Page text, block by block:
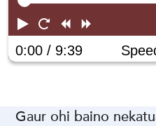
Play RestartRewind
0:00 / 9:39
Gaur ohi baino